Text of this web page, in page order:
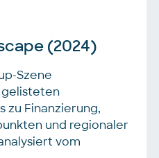
(2024)
Szene
gelisteten
zu Finanzierung,
und regionaler
vom